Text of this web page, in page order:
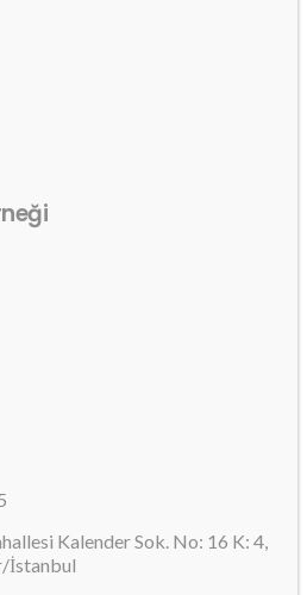
Kalender Sok. No: 16 K: 4,
İstanbul